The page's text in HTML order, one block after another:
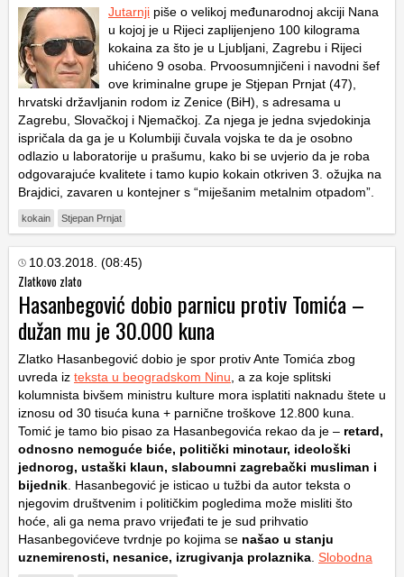
Jutarnji piše o velikoj međunarodnoj akciji Nana
u kojoj je u Rijeci zaplijenjeno 100 kilograma
kokaina za što je u Ljubljani, Zagrebu i Rijeci
uhićeno 9 osoba. Prvoosumnjičeni i navodni šef
ove kriminalne grupe je Stjepan Prnjat (47),
hrvatski državljanin rodom iz Zenice (BiH), s adresama u
Zagrebu, Slovačkoj i Njemačkoj. Za njega je jedna svjedokinja
ispričala da ga je u Kolumbiji čuvala vojska te da je osobno
odlazio u laboratorije u prašumu, kako bi se uvjerio da je roba
odgovarajuće kvalitete i tamo kupio kokain otkriven 3. ožujka na
Brajdici, zavaren u kontejner s “miješanim metalnim otpadom”.
kokain Stjepan Prnjat
10.03.2018. (08:45)
Zlatkovo zlato
Hasanbegović dobio parnicu protiv Tomića –
dužan mu je 30.000 kuna
Zlatko Hasanbegović dobio je spor protiv Ante Tomića zbog
uvreda iz teksta u beogradskom Ninu , a za koje splitski
kolumnista bivšem ministru kulture mora isplatiti naknadu štete u
iznosu od 30 tisuća kuna + parnične troškove 12.800 kuna.
Tomić je tamo bio pisao za Hasanbegovića rekao da je – retard,
odnosno nemoguće biće, politički minotaur, ideološki
jednorog, ustaški klaun, slaboumni zagrebački musliman i
bijednik . Hasanbegović je isticao u tužbi da autor teksta o
njegovim društvenim i političkim pogledima može misliti što
hoće, ali ga nema pravo vrijeđati te je sud prihvatio
Hasanbegovićeve tvrdnje po kojima se našao u stanju
uznemirenosti, nesanice, izrugivanja prolaznika Slobodna